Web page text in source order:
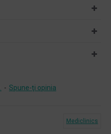
- Spune-ţi opinia
Mediclinics